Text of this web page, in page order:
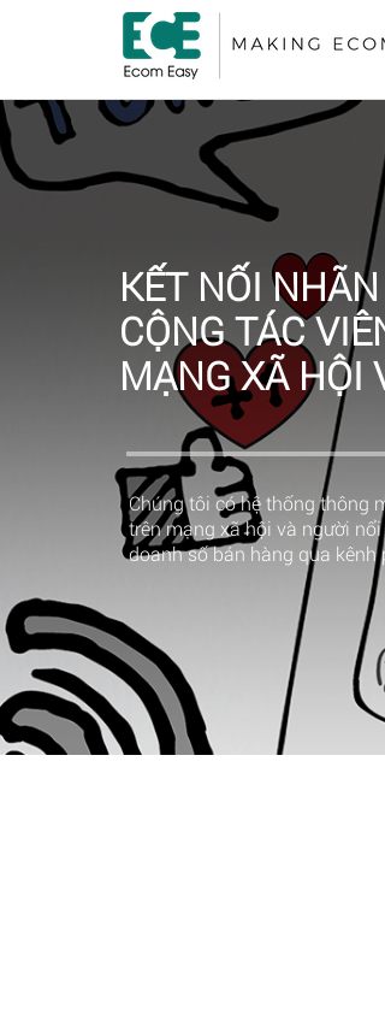
KẾT NỐI
CỘNG TÁC
MẠNG XÃ HỘI
Chúng tôi có hệ thống thông
trên mạng xã hội và người
doanh số bán hàng qua kênh